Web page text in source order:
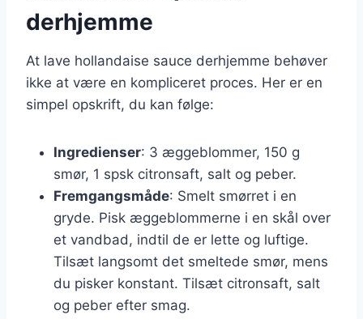
derhjemme
At lave hollandaise sauce derhjemme behøver
ikke at være en kompliceret proces. Her er en
simpel opskrift, du kan følge:
Ingredienser: 3 æggeblommer, 150 g
smør, 1 spsk citronsaft, salt og peber.
Fremgangsmåde: Smelt smørret i en
gryde. Pisk æggeblommerne i en skål over
et vandbad, indtil de er lette og luftige.
Tilsæt langsomt det smeltede smør, mens
du pisker konstant. Tilsæt citronsaft, salt
og peber efter smag.